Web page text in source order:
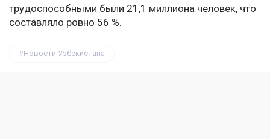
трудоспособными были 21,1 миллиона человек, что
составляло ровно 56 %.
Новости Узбекистана